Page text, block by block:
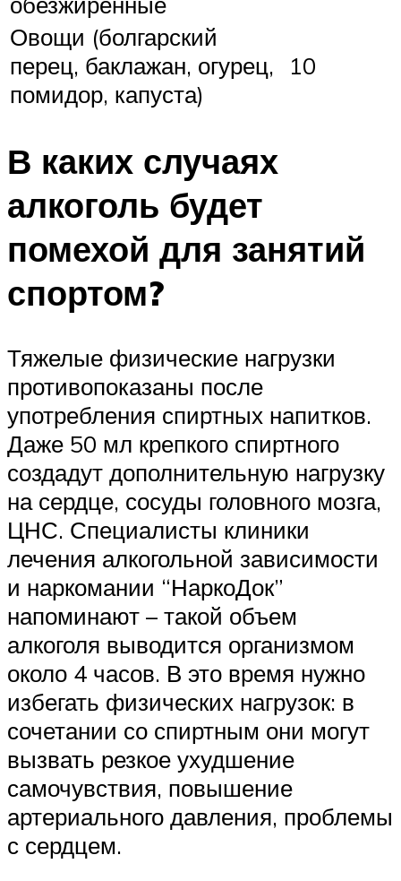
Овощи (болгарский
перец, баклажан, огурец,
помидор, капуста)
10
В каких случаях
алкоголь будет
помехой для занятий
спортом?
Тяжелые физические нагрузки
противопоказаны после
употребления спиртных напитков.
Даже 50 мл крепкого спиртного
создадут дополнительную нагрузку
на сердце, сосуды головного мозга,
ЦНС. Специалисты клиники
лечения алкогольной зависимости
и наркомании “НаркоДок”
напоминают – такой объем
алкоголя выводится организмом
около 4 часов. В это время нужно
избегать физических нагрузок: в
сочетании со спиртным они могут
вызвать резкое ухудшение
самочувствия, повышение
артериального давления, проблемы
с сердцем.